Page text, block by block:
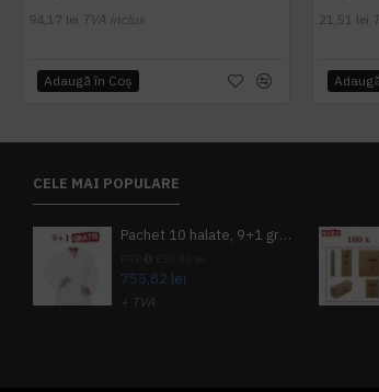
94,17 lei TVA inclus
Adaugă în Coş
21,51 lei
CELE MAI POPULARE
Pachet 10 halate, 9+1 gratuit
755,82 lei
+ TVA